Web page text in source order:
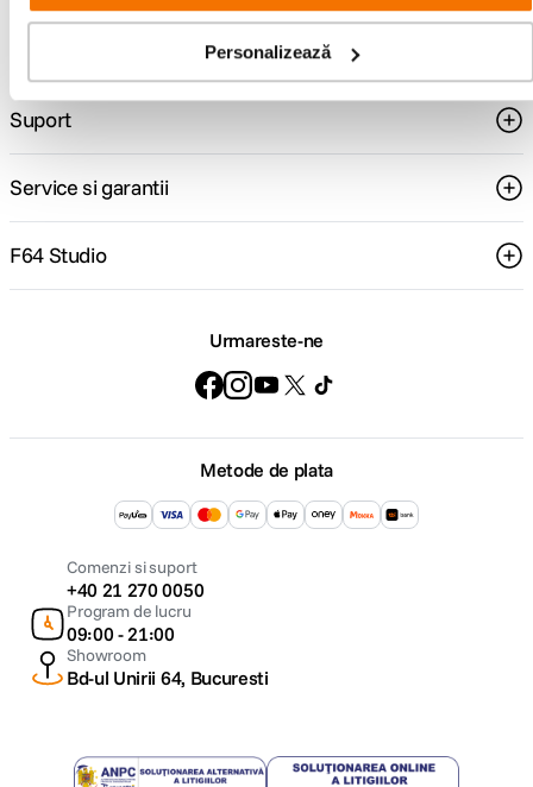
Personalizează
Suport
Service si garantii
F64 Studio
Urmareste-ne
Metode de plata
Comenzi si suport
+40 21 270 0050
Program de lucru
09:00 - 21:00
Showroom
Bd-ul Unirii 64, Bucuresti